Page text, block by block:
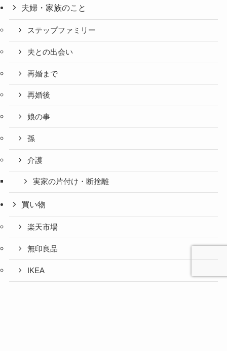
夫婦・家族のこと
ステップファミリー
夫との出会い
再婚まで
再婚後
娘の事
孫
介護
実家の片付け・断捨離
買い物
楽天市場
無印良品
IKEA